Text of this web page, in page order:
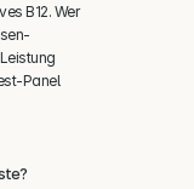
B12. Wer
Panel